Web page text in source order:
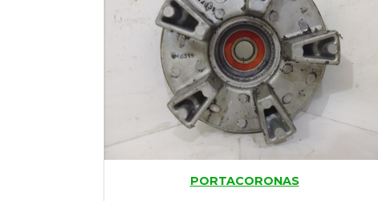
Formulario
PORTACORONAS